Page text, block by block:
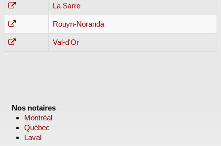
La Sarre
Rouyn-Noranda
Val-d'Or
Nos notaires
Montréal
Québec
Laval